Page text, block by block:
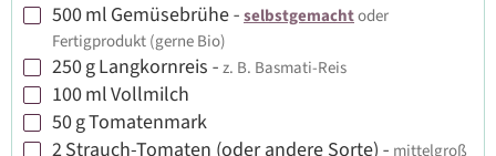
▢
500ml Gemüsebrühe - selbstgemachtoder
Fertigprodukt (gerne Bio)
▢
250gLangkornreis - z. B. Basmati-Reis
▢
100mlVollmilch
▢
50gTomatenmark
2Strauch-Tomaten (oder andere Sorte) -